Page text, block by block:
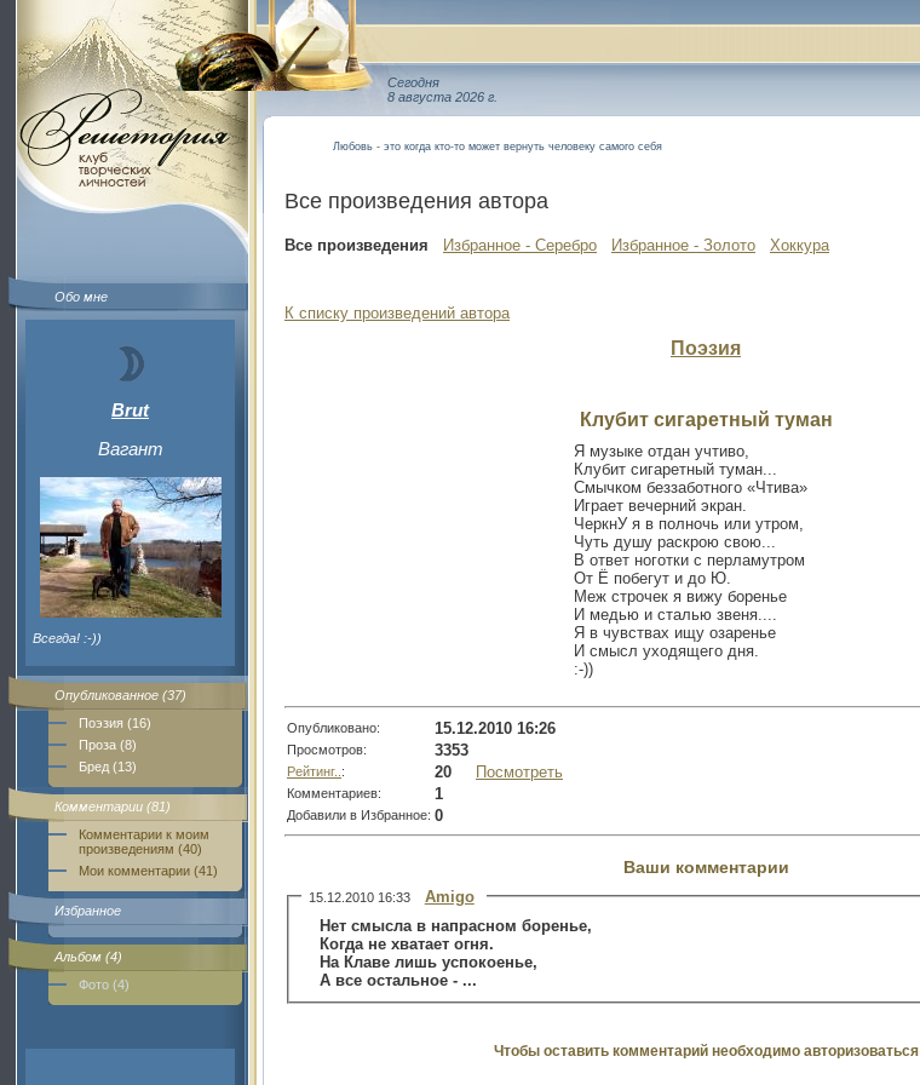
Обо мне
Brut
Вагант
Всегда! :-))
Опубликованное (37)
Поэзия (16)
Проза (8)
Бред (13)
Комментарии (81)
Комментарии к моим
произведениям (40)
Мои комментарии (41)
Избранное
Альбом (4)
Фото (4)
Сегодня
8 августа 2026 г.
Любовь - это когда кто-то может вернуть человеку самого себя
Все произведения автора
Все произведения Избранное - Серебро Избранное - Золото Хоккура
К списку произведений автора
Поэзия
Клубит сигаретный туман
Я музыке отдан учтиво,
Клубит сигаретный туман...
Смычком беззаботного «Чтива»
Играет вечерний экран.
ЧеркнУ я в полночь или утром,
Чуть душу раскрою свою...
В ответ ноготки с перламутром
От Ё побегут и до Ю.
Меж строчек я вижу боренье
И медью и сталью звеня....
Я в чувствах ищу озаренье
И смысл уходящего дня.
:-))
Опубликовано: 15.12.2010 16:26
Просмотров: 3353
Рейтинг.. : 20 Посмотреть
Комментариев: 1
Добавили в Избранное: 0
Ваши комментарии
15.12.2010 16:33
Amigo
Нет смысла в напрасном боренье,
Когда не хватает огня.
На Клаве лишь успокоенье,
А все остальное - ...
Чтобы оставить комментарий необходимо авторизоваться